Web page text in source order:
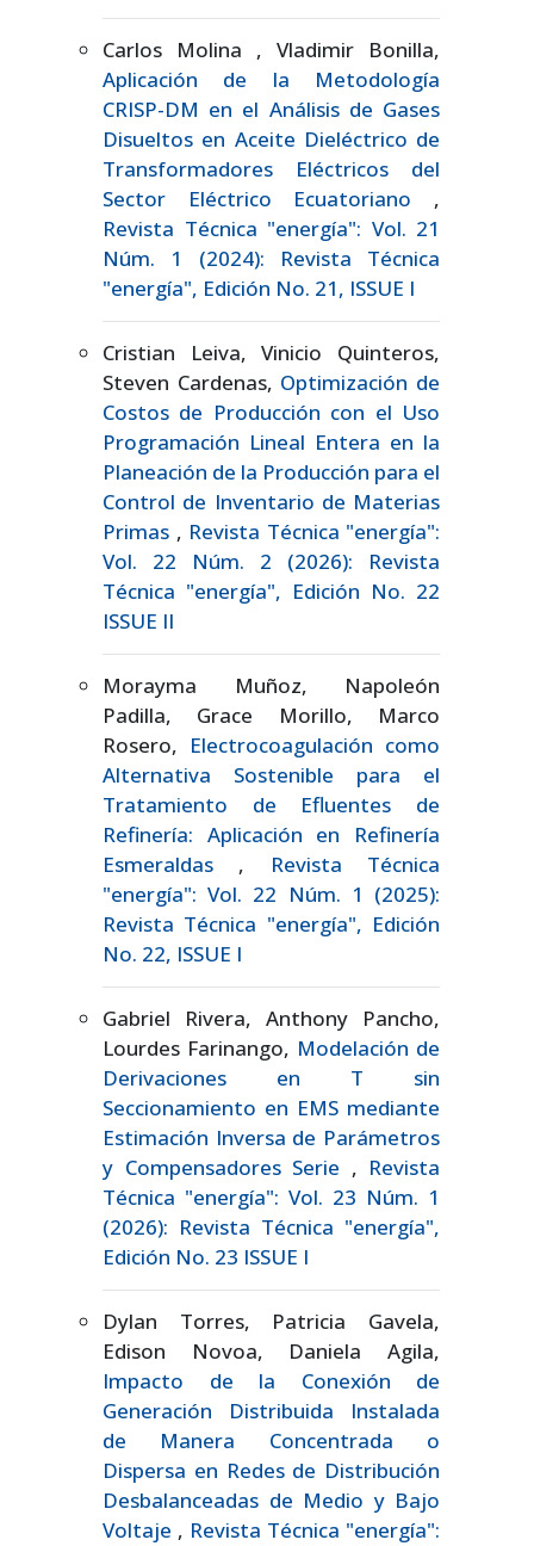
Carlos Molina , Vladimir Bonilla,
Aplicación de la Metodología
CRISP-DM en el Análisis de Gases
Disueltos en Aceite Dieléctrico de
Transformadores Eléctricos del
Sector Eléctrico Ecuatoriano ,
Revista Técnica "energía": Vol. 21
Núm. 1 (2024): Revista Técnica
"energía", Edición No. 21, ISSUE I
Cristian Leiva, Vinicio Quinteros,
Steven Cardenas, Optimización de
Costos de Producción con el Uso
Programación Lineal Entera en la
Planeación de la Producción para el
Control de Inventario de Materias
Primas , Revista Técnica "energía":
Vol. 22 Núm. 2 (2026): Revista
Técnica "energía", Edición No. 22
ISSUE II
Morayma Muñoz, Napoleón
Padilla, Grace Morillo, Marco
Rosero, Electrocoagulación como
Alternativa Sostenible para el
Tratamiento de Efluentes de
Refinería: Aplicación en Refinería
Esmeraldas ,
Revista Técnica
"energía": Vol. 22 Núm. 1 (2025):
Revista Técnica "energía", Edición
No. 22, ISSUE I
Gabriel Rivera, Anthony Pancho,
Lourdes Farinango, Modelación de
Derivaciones en T sin
Seccionamiento en EMS mediante
Estimación Inversa de Parámetros
y Compensadores Serie , Revista
Técnica "energía": Vol. 23 Núm. 1
(2026): Revista Técnica "energía",
Edición No. 23 ISSUE I
Dylan Torres, Patricia Gavela,
Edison Novoa, Daniela Agila,
Impacto de la Conexión de
Generación Distribuida Instalada
de Manera Concentrada o
Dispersa en Redes de Distribución
Desbalanceadas de Medio y Bajo
Voltaje , Revista Técnica "energía":